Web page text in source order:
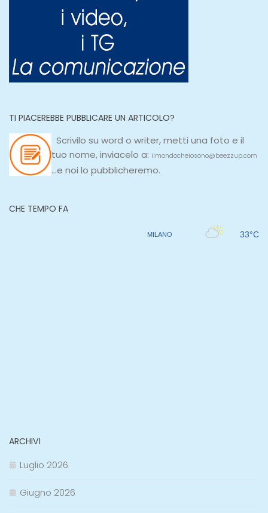
TI PIACEREBBE PUBBLICARE UN ARTICOLO?
Scrivilo su word o writer, metti una foto e il
tuo nome, inviacelo a: ilmondocheiosono@beezzup.com
...e noi lo pubblicheremo.
CHE TEMPO FA
ARCHIVI
Luglio 2026
Giugno 2026